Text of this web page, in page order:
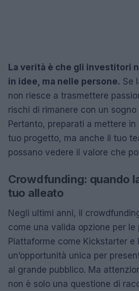
La verità è che gli investitori
in idee, ma nelle persone. Se
non riesce a trasmettere
rischi di rimanere con un
Pertanto, preparati a mettere in
tuo progetto, ma anche il tuo
possano vedere il valore che
Crowdfunding: quando
tuo alleato
Negli ultimi anni, il
come una valida opzione per le
Piattaforme come Kickstarter e
un’opportunità unica per
al grande pubblico. Ma
non è solo una questione di